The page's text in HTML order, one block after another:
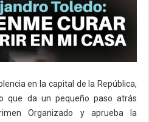
en la capital de la República,
que da un pequeño paso atrás
Organizado y aprueba la